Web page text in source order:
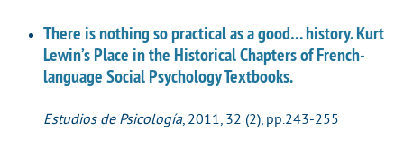
There is nothing so practical as a good… history. Kurt
Lewin’s Place in the Historical Chapters of French-
language Social Psychology Textbooks.
Estudios de Psicología, 2011, 32 (2), pp.243-255